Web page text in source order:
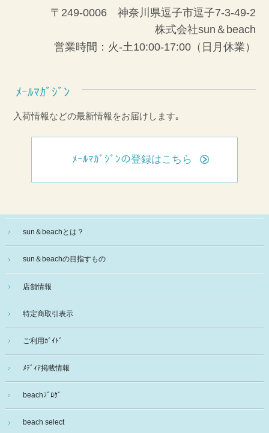
〒249-0006 神奈川県逗子市逗子7-3-49-2
株式会社sun＆beach
営業時間：火-土10:00-17:00（日月休業）
ﾒｰﾙﾏｶﾞｼﾞﾝ
入荷情報などの最新情報をお届けします｡
ﾒｰﾙﾏｶﾞｼﾞﾝの登録はこちら
sun＆beachとは？
sun＆beachの目指すもの
店舗情報
特定商取引表示
ご利用ｶﾞｲﾄﾞ
ﾒﾃﾞｨｱ掲載情報
beachﾌﾞﾛｸﾞ
beach select